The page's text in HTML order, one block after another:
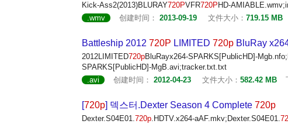
Kick-Ass2(2013)BLURAY720PVFR720P HD-
.wmv
创建时间： 2013-09-19 文件大小： 719.15 MB
Battleship 2012 720P LIMITED 720p BluRay
2012LIMITED720pBluRayx264-SPARKS[PublicHD]-
SPARKS[PublicHD]-MgB.avi;tracker.txt.txt
.avi
创建时间： 2012-04-23 文件大小： 582.42 MB
[720p] 덱스터.Dexter Season 4 Complete 720p
Dexter.S04E01.720p.HDTV.x264-aAF.mkv;Dexter.S04E01.